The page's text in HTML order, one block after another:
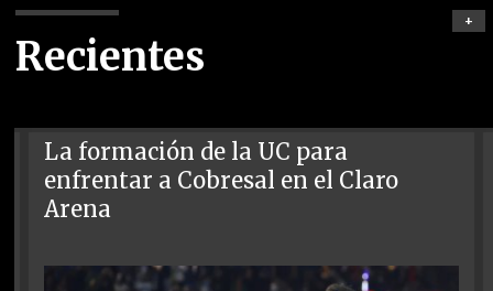
Recientes
+
La formación de la UC para
enfrentar a Cobresal en el Claro
Arena